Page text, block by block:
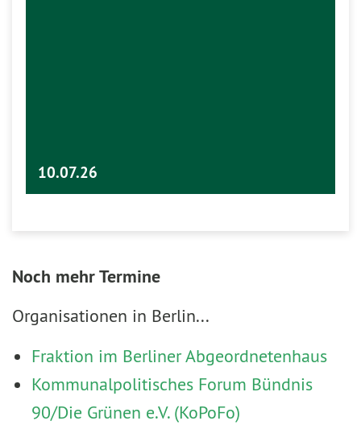
10.07.26
Noch mehr Termine
Organisationen in Berlin...
Fraktion im Berliner Abgeordnetenhaus
Kommunalpolitisches Forum Bündnis
90/Die Grünen e.V. (KoPoFo)